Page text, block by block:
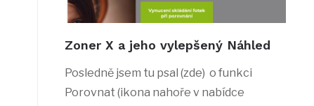
Zoner X a jeho vylepšený Náhled
Posledně jsem tu psal (zde) o funkci
Porovnat (ikona nahoře v nabídce